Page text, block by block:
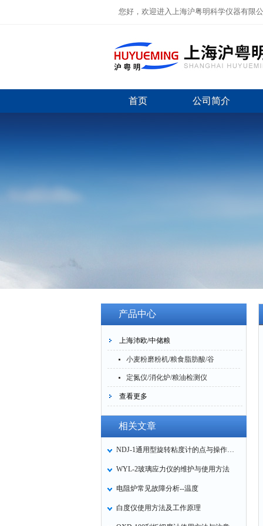
您好，欢迎进入上海沪粤明科学仪器有限公
首页 公司简介
产品中心
上海沛欧/中储粮
小麦粉磨粉机/粮食脂肪酸/谷
物试验碾机
定氮仪/消化炉/粮油检测仪
查看更多
相关文章
NDJ-1通用型旋转粘度计的点与操作方法
WYL-2玻璃应力仪的维护与使用方法
电阻炉常见故障分析--温度
白度仪使用方法及工作原理